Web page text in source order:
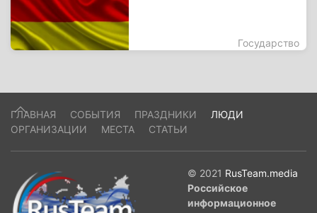
Государство
ГЛАВНАЯ СОБЫТИЯ ПРАЗДНИКИ
ЛЮДИ
ОРГАНИЗАЦИИ
МЕСТА СТАТЬИ
© 2021 RusTeam.media
Российское
информационное